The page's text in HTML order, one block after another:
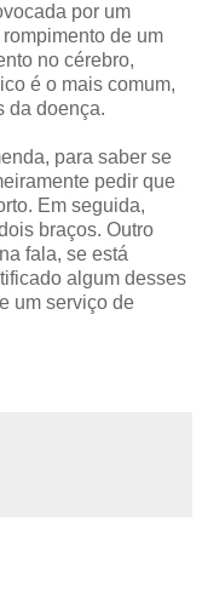
por um
de um
no cérebro,
é o mais comum,
da doença.
para saber se
pedir que
Em seguida,
braços. Outro
fala, se está
algum desses
um serviço de